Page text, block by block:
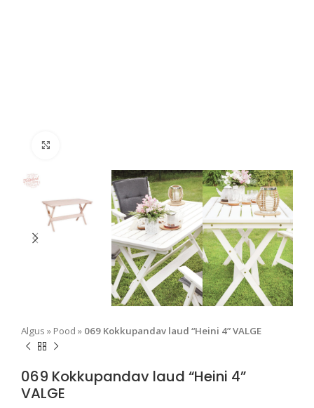
Algus » Pood » 069 Kokkupandav laud “Heini 4” VALGE
069 Kokkupandav laud “Heini 4”
VALGE